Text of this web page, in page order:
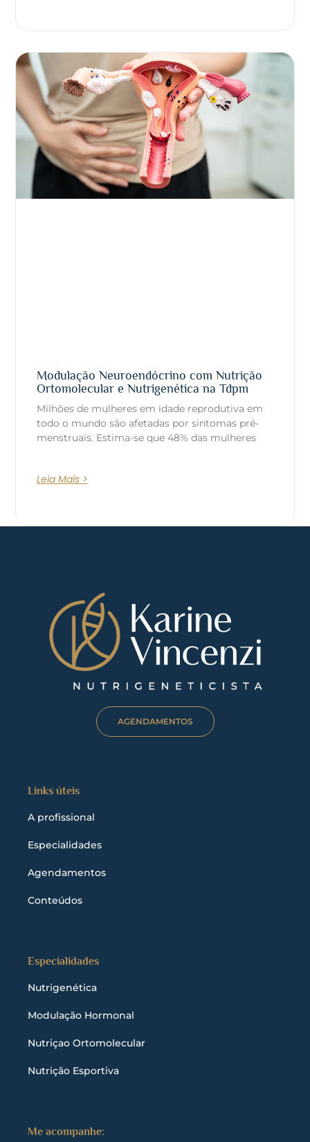
Modulação Neuroendócrino com Nutrição
Ortomolecular e Nutrigenética na Tdpm
Milhões de mulheres em idade reprodutiva em
todo o mundo são afetadas por sintomas pré-
menstruais. Estima-se que 48% das mulheres
Leia Mais >
AGENDAMENTOS
Links úteis
A profissional
Especialidades
Agendamentos
Conteúdos
Especialidades
Nutrigenética
Modulação Hormonal
Nutriçao Ortomolecular
Nutrição Esportiva
Me acompanhe: